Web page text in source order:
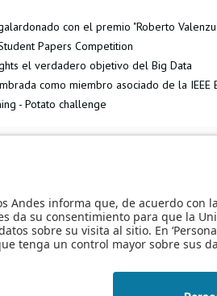
con el premio "Roberto
Papers Competition
el verdadero objetivo del Big Data
como miembro asociado de la IEEE
- Potato challenge